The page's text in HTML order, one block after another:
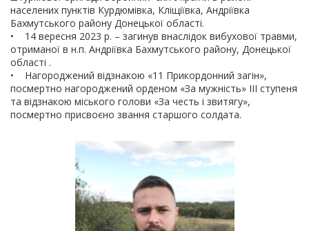
населених пунктів Курдюмівка, Кліщіївка, Андріївка
Бахмутського району Донецької області.
• 14 вересня 2023 р. – загинув внаслідок вибухової травми,
отриманої в н.п. Андріївка Бахмутського району, Донецької
області .
• Нагороджений відзнакою «11 Прикордонний загін»,
посмертно нагороджений орденом «За мужність» ІІІ ступеня
та відзнакою міського голови «За честь і звитягу»,
посмертно присвоєно звання старшого солдата.